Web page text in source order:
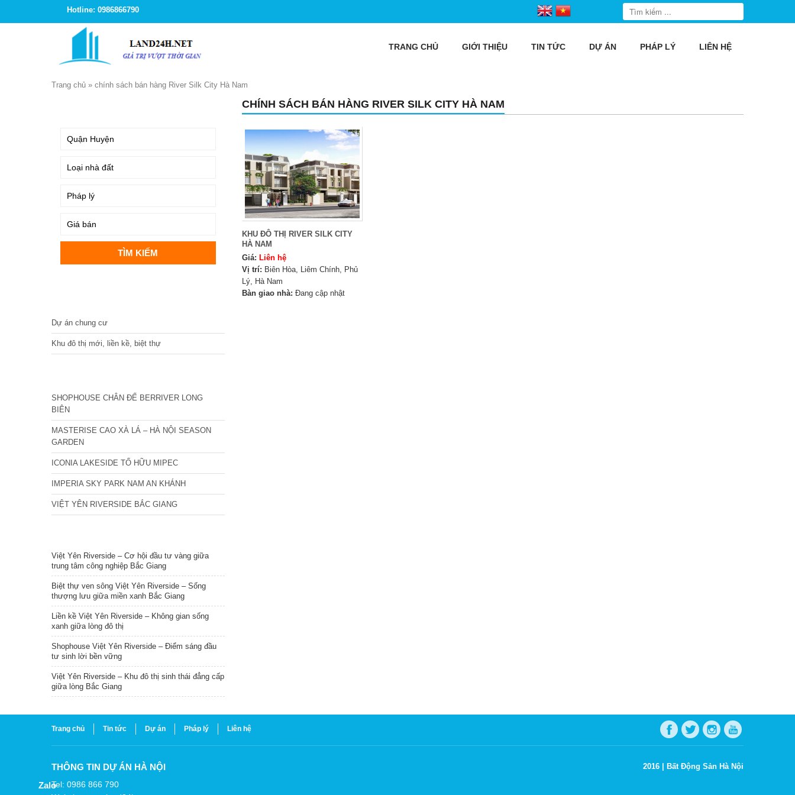
Hotline: 0986866790
TRANG CHỦ GIỚI THIỆU TIN TỨC DỰ ÁN PHÁP LÝ LIÊN HỆ
Trang chủ » chính sách bán hàng River Silk City Hà Nam
CHÍNH SÁCH BÁN HÀNG RIVER SILK CITY HÀ NAM
KHU ĐÔ THỊ RIVER SILK CITY
HÀ NAM
Giá: Liên hệ
Vị trí: Biên Hòa, Liêm Chính, Phủ
Lý, Hà Nam
Bàn giao nhà: Đang cập nhật
Dự án chung cư
Khu đô thị mới, liền kề, biệt thự
SHOPHOUSE CHÂN ĐẾ BERRIVER LONG
BIÊN
MASTERISE CAO XÀ LÁ – HÀ NỘI SEASON
GARDEN
ICONIA LAKESIDE TỐ HỮU MIPEC
IMPERIA SKY PARK NAM AN KHÁNH
VIỆT YÊN RIVERSIDE BẮC GIANG
Việt Yên Riverside – Cơ hội đầu tư vàng giữa
trung tâm công nghiệp Bắc Giang
Biệt thự ven sông Việt Yên Riverside – Sống
thượng lưu giữa miền xanh Bắc Giang
Liền kề Việt Yên Riverside – Không gian sống
xanh giữa lòng đô thị
Shophouse Việt Yên Riverside – Điểm sáng đầu
tư sinh lời bền vững
Việt Yên Riverside – Khu đô thị sinh thái đẳng cấp
giữa lòng Bắc Giang
Trang chủ Tin tức Dự án Pháp lý Liên hệ
THÔNG TIN DỰ ÁN HÀ NỘI
Tel: 0986 866 790
2016 | Bất Động Sản Hà Nội
Zalo